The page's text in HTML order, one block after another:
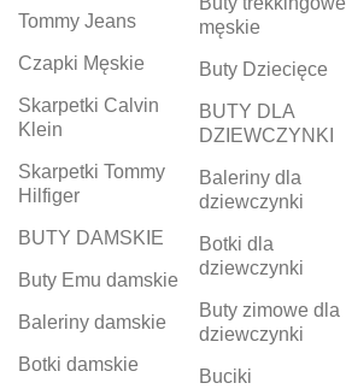
Tommy Jeans
Czapki Męskie
Skarpetki Calvin
Klein
Skarpetki Tommy
Hilfiger
BUTY DAMSKIE
Buty Emu damskie
Baleriny damskie
Botki damskie
męskie
Buty Dziecięce
BUTY DLA
DZIEWCZYNKI
Baleriny dla
dziewczynki
Botki dla
dziewczynki
Buty zimowe dla
dziewczynki
Buciki